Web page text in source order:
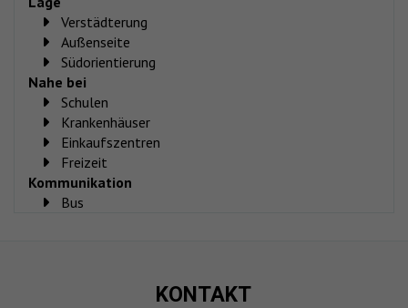
Verstädterung
Außenseite
Südorientierung
Nahe bei
Schulen
Krankenhäuser
Einkaufszentren
Freizeit
Kommunikation
Bus
KONTAKT